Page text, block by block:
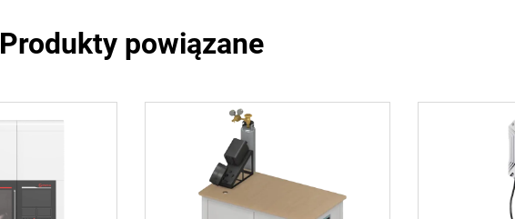
Produkty powiązane